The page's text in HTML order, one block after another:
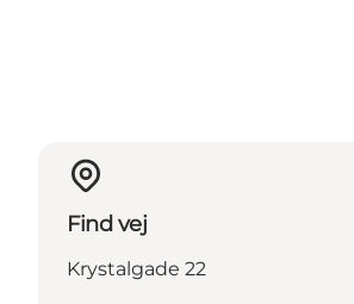
Find vej
Krystalgade 22